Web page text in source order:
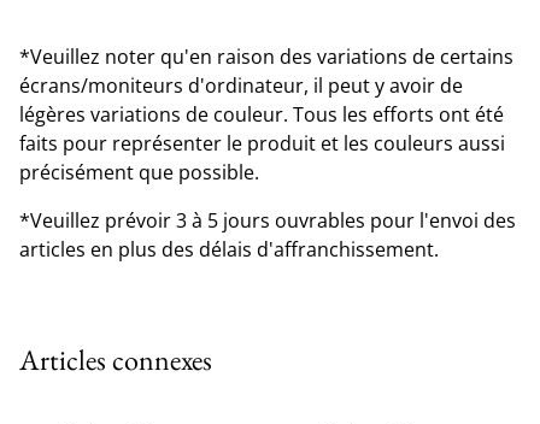
*Veuillez noter qu'en raison des variations de certains
écrans/moniteurs d'ordinateur, il peut y avoir de
légères variations de couleur. Tous les efforts ont été
faits pour représenter le produit et les couleurs aussi
précisément que possible.
*Veuillez prévoir 3 à 5 jours ouvrables pour l'envoi des
articles en plus des délais d'affranchissement.
Articles connexes